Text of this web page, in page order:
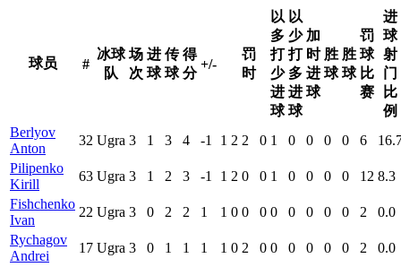
球员 #
冰球
队
场
次
进
球
传
球
得
分
+/-
罚
时
以
多
打
少
进
球
以
少
打
多
进
球
加
时
进
球
胜
球
胜
球
罚
球
比
赛
进
球
射
门
比
例
Berlyov
Anton
32 Ugra 3 1 3 4 -1 1 2 2 0 1 0 0 0 0 6
Pilipenko
Kirill
63 Ugra 3 1 2 3 -1 1 2 0 0 1 0 0 0 0 12 8.3
Fishchenko
Ivan
22 Ugra 3 0 2 2 1 1 0 0 0 0 0 0 0 0 2
0.0
Rychagov
Andrei
17 Ugra 3 0 1 1 1 1 0 2 0 0 0 0 0 0 2
0.0